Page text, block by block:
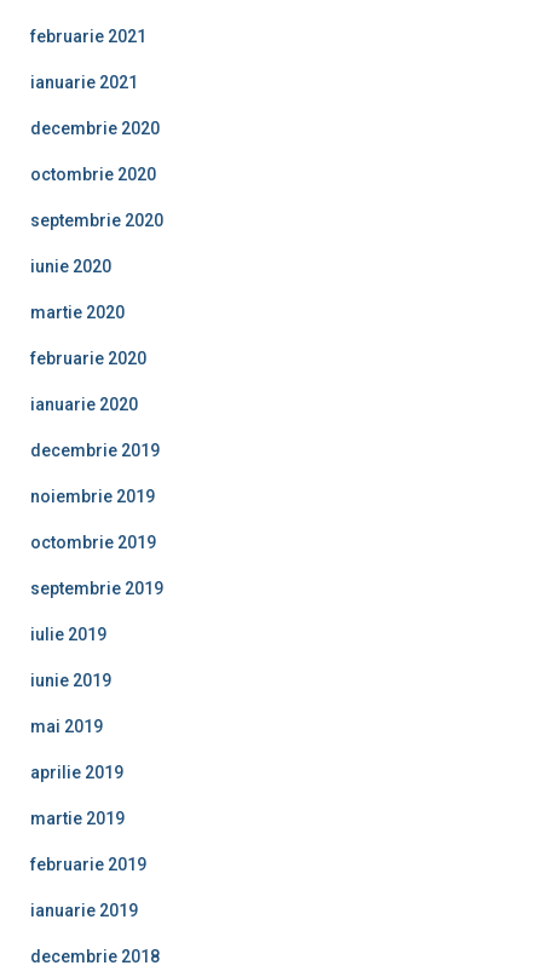
februarie 2021
ianuarie 2021
decembrie 2020
octombrie 2020
septembrie 2020
iunie 2020
martie 2020
februarie 2020
ianuarie 2020
decembrie 2019
noiembrie 2019
octombrie 2019
septembrie 2019
iulie 2019
iunie 2019
mai 2019
aprilie 2019
martie 2019
februarie 2019
ianuarie 2019
decembrie 2018